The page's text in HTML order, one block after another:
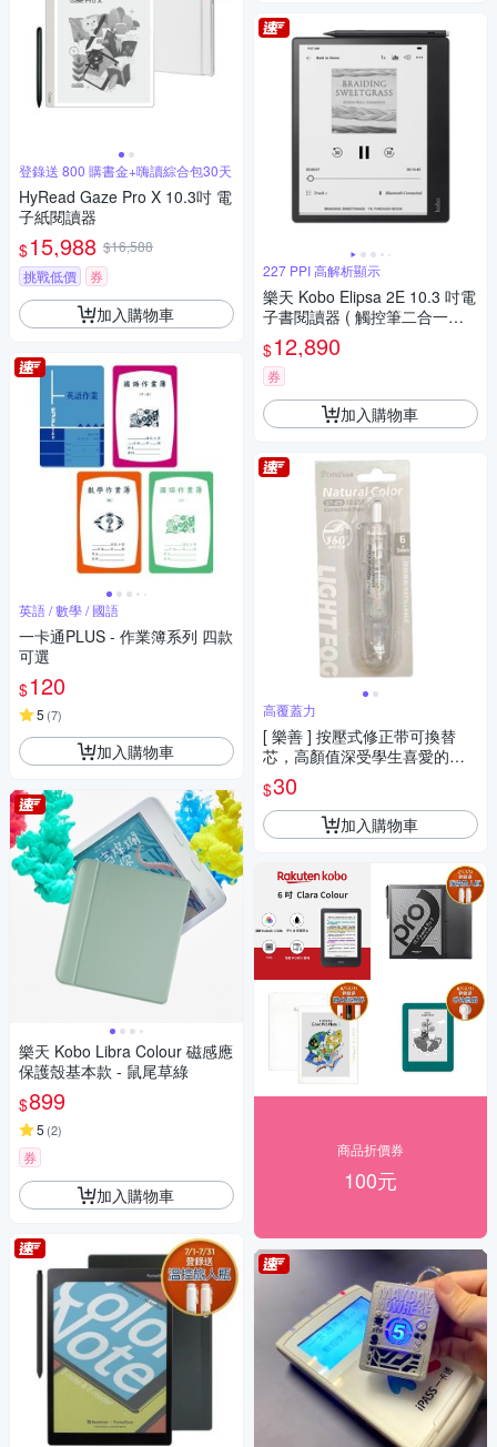
登錄送 800 購書金+嗨讀綜合包30天
HyRead Gaze Pro X 10.3吋 電
子紙閱讀器
$15,988 $16,588
挑戰低價
券
加入購物車
英語 / 數學 / 國語
一卡通PLUS - 作業簿系列 四款
可選
$120
5 (7)
加入購物車
樂天 Kobo Libra Colour 磁感應
保護殼基本款 - 鼠尾草綠
$899
5 (2)
券
加入購物車
227 PPI 高解析顯示
樂天 Kobo Elipsa 2E 10.3 吋電
子書閱讀器 ( 觸控筆二合一套
組 )
$12,890
券
加入購物車
高覆蓋力
[ 樂善 ] 按壓式修正带可換替
芯，高顏值深受學生喜愛的修
正帶、攜帶方便高覆蓋率
$30
加入購物車
商品折價券
100元